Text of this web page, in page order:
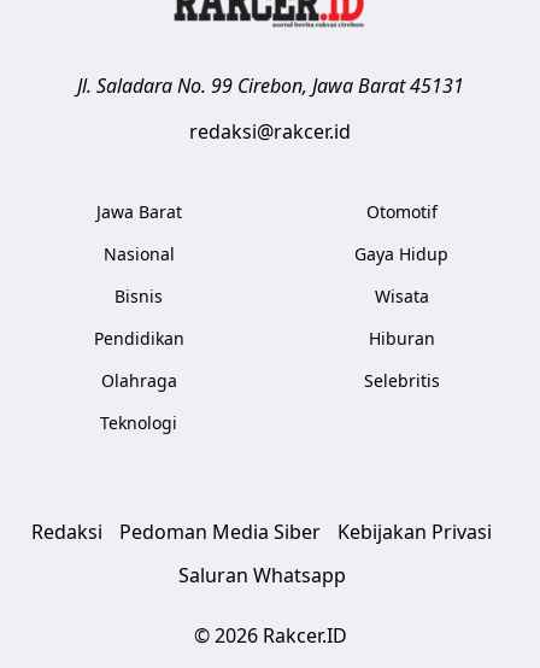
Jl. Saladara No. 99 Cirebon, Jawa Barat 45131
redaksi@rakcer.id
Jawa Barat
Nasional
Bisnis
Pendidikan
Olahraga
Teknologi
Otomotif
Gaya Hidup
Wisata
Hiburan
Selebritis
Redaksi Pedoman Media Siber
Kebijakan Privasi
Saluran Whatsapp
© 2026 Rakcer.ID